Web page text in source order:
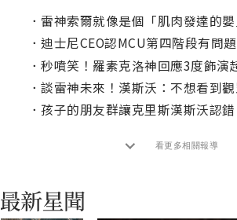
． 雷神索爾就像是個「肌肉發達的嬰兒」？揭克里
． 迪士尼CEO認MCU第四階段有問題
． 秒噴笑！羅素克洛神回應3度飾演
． 談雷神未來！漢斯沃：不想看到
． 孩子的朋友群讓克里斯漢斯沃認錯
看更多相關報導